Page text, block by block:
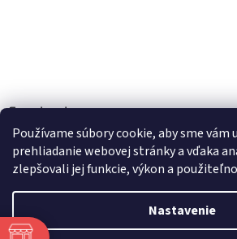
Používame súbory cookie, aby sme
prehliadanie webovej stránky a vďaka
zlepšovali jej funkcie, výkon a
Nastavenie
Facebook
Vytvoril Shoptet